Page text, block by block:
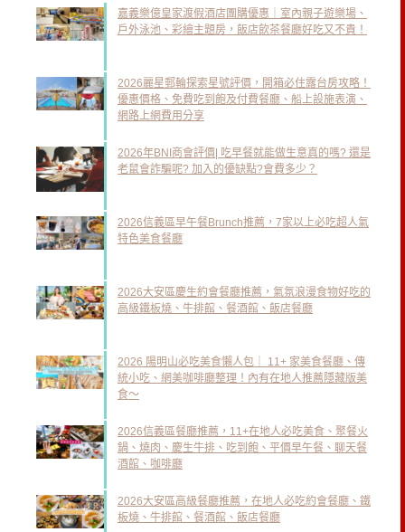
嘉義樂億皇家渡假酒店團購優惠｜室內親子遊樂場、
戶外泳池、彩繪主題房，飯店飲茶餐廳好吃又不貴！
2026麗星郵輪探索星號評價，開箱必住露台房攻略！
優惠價格、免費吃到飽及付費餐廳、船上設施表演、
網路上網費用分享
2026年BNI商會評價| 吃早餐就能做生意真的嗎? 還是
老鼠會詐騙呢? 加入的優缺點?會費多少？
2026信義區早午餐Brunch推薦，7家以上必吃超人氣
特色美食餐廳
2026大安區慶生約會餐廳推薦，氣氛浪漫食物好吃的
高級鐵板燒、牛排館、餐酒館、飯店餐廳
2026 陽明山必吃美食懶人包｜ 11+ 家美食餐廳、傳
統小吃、網美咖啡廳整理！內有在地人推薦隱藏版美
食～
2026信義區餐廳推薦，11+在地人必吃美食、聚餐火
鍋、燒肉、慶生牛排、吃到飽、平價早午餐、聊天餐
酒館、咖啡廳
2026大安區高級餐廳推薦，在地人必吃約會餐廳、鐵
板燒、牛排館、餐酒館、飯店餐廳